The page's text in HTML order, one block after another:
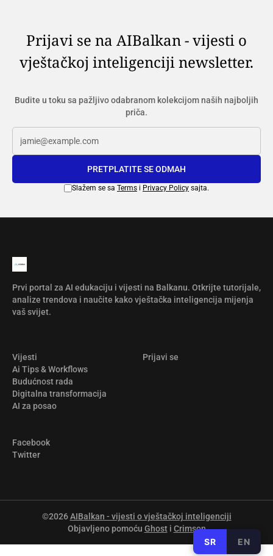
Prijavi se na AIBalkan - vijesti o
vještačkoj inteligenciji newsletter.
Budite u toku sa pažljivo odabranom kolekcijom naših najboljih
priča.
PRETPLATITE SE ODMAH
Slažem se sa Terms i Privacy Policy sajta.
Prvi portal za AI edukaciju i vijesti na Balkanu. Otkrijte tutorijale,
analize trendova i naučite kako vještačka inteligencija mijenja
vaš svijet.
Vijesti
Ai Tips & Workflows
Budućnost rada
Digitalna transformacija
AI za posao
Prijavi se
Facebook
Twitter
©2026AIBalkan - vijesti o vještačkoj inteligenciji
Objavljeno pomoću Ghosti Crimson
SR EN